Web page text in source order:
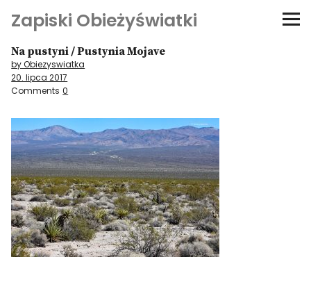
Zapiski Obieżyświatki
Podróże
Kultura i sztuka
Kątem oka
O-fiszki
Niezwyczajne ściany
Dom na kółkach
Na pustyni / Pustynia Mojave
by Obiezyswiatka
20. lipca 2017
Comments 0